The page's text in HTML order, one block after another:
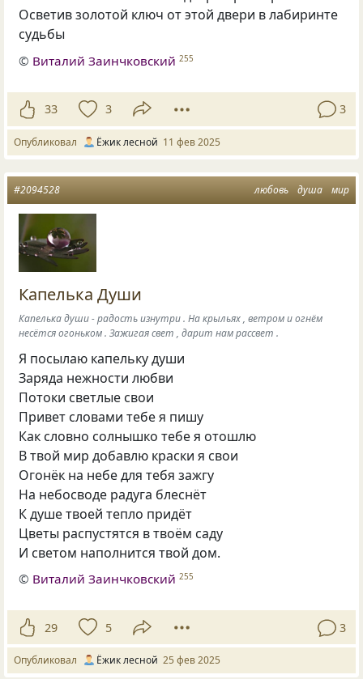
Осветив золотой ключ от этой двери в лабиринте
судьбы
© Виталий Заинчковский 255
33 3 3
Опубликовал Ёжик лесной 11 фев 2025
любовь душа мир
#2094528
Капелька Души
Капелька души - радость изнутри . На крыльях , ветром и огнём
несётся огоньком . Зажигая свет , дарит нам рассвет .
Я посылаю капельку души
Заряда нежности любви
Потоки светлые свои
Привет словами тебе я пишу
Как словно солнышко тебе я отошлю
В твой мир добавлю краски я свои
Oгонёк на небе для тебя зажгу
На небосводе радуга блеснёт
К душе твоей тепло придёт
Цветы распустятся в твоём саду
И светом наполнится твой дом.
© Виталий Заинчковский 255
29 5 3
Опубликовал Ёжик лесной 25 фев 2025